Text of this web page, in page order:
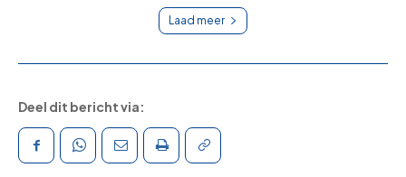
Laad meer
Deel dit bericht via: